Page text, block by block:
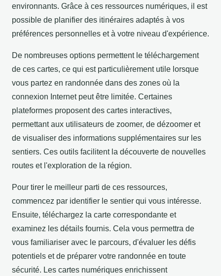
environnants. Grâce à ces ressources numériques, il est
possible de planifier des itinéraires adaptés à vos
préférences personnelles et à votre niveau d'expérience.
De nombreuses options permettent le téléchargement
de ces cartes, ce qui est particulièrement utile lorsque
vous partez en randonnée dans des zones où la
connexion Internet peut être limitée. Certaines
plateformes proposent des cartes interactives,
permettant aux utilisateurs de zoomer, de dézoomer et
de visualiser des informations supplémentaires sur les
sentiers. Ces outils facilitent la découverte de nouvelles
routes et l'exploration de la région.
Pour tirer le meilleur parti de ces ressources,
commencez par identifier le sentier qui vous intéresse.
Ensuite, téléchargez la carte correspondante et
examinez les détails fournis. Cela vous permettra de
vous familiariser avec le parcours, d'évaluer les défis
potentiels et de préparer votre randonnée en toute
sécurité. Les cartes numériques enrichissent